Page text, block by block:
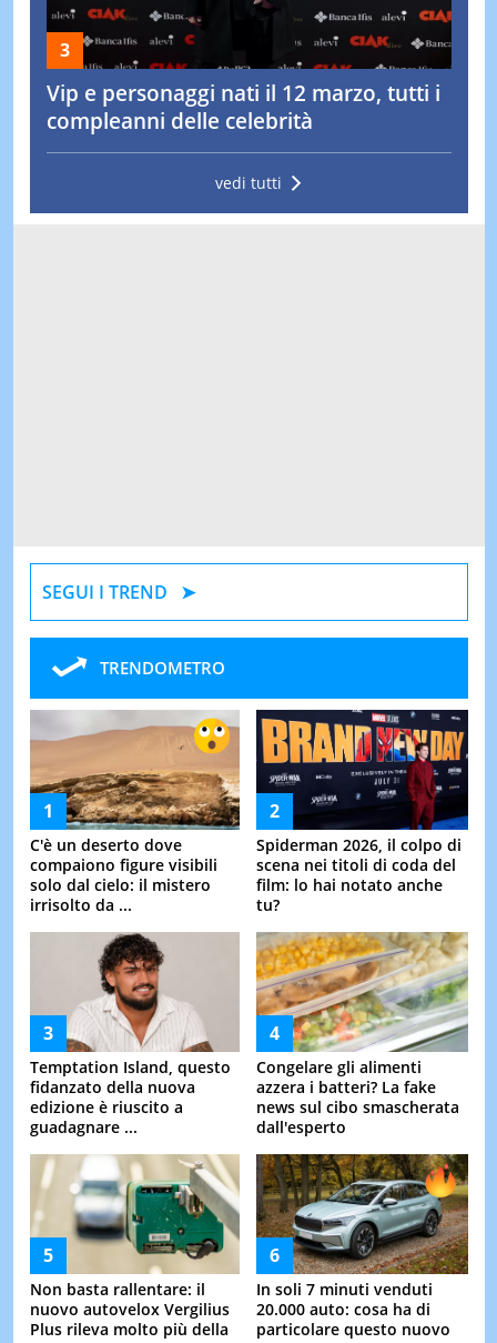
Vip e personaggi nati il 12 marzo, tutti i
compleanni delle celebrità
vedi tutti
SEGUI I TREND
TRENDOMETRO
C'è un deserto dove
compaiono figure visibili
solo dal cielo: il mistero
irrisolto da ...
Spiderman 2026, il colpo di
scena nei titoli di coda del
film: lo hai notato anche
tu?
Temptation Island, questo
fidanzato della nuova
edizione è riuscito a
guadagnare ...
Congelare gli alimenti
azzera i batteri? La fake
news sul cibo smascherata
dall'esperto
Non basta rallentare: il
nuovo autovelox Vergilius
Plus rileva molto più della
In soli 7 minuti venduti
20.000 auto: cosa ha di
particolare questo nuovo